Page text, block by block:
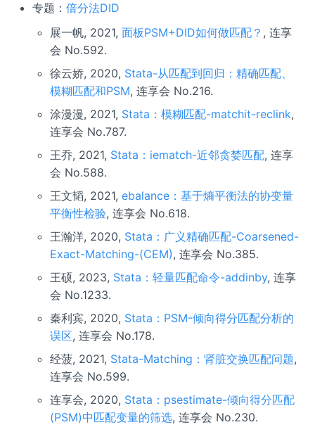
专题： 倍分法DID
展一帆, 2021,面板PSM+DID如何做匹配？ , 连享
会 No.592.
徐云娇, 2020, Stata-从匹配到回归：精确匹配、
模糊匹配和PSM, 连享会 No.216.
涂漫漫, 2021, Stata：模糊匹配-matchit-reclink,
连享会 No.787.
王乔, 2021, Stata：iematch-近邻贪婪匹配, 连享
会 No.588.
王文韬, 2021,ebalance：基于熵平衡法的协变量
平衡性检验, 连享会 No.618.
王瀚洋, 2020, Stata：广义精确匹配-Coarsened-
Exact-Matching-(CEM), 连享会 No.385.
王硕, 2023, Stata：轻量匹配命令-addinby, 连享
会 No.1233.
秦利宾, 2020, Stata：PSM-倾向得分匹配分析的
误区, 连享会 No.178.
经菠, 2021, Stata-Matching：肾脏交换匹配问题,
连享会 No.599.
连享会, 2020, Stata：psestimate-倾向得分匹配
(PSM)中匹配变量的筛选, 连享会 No.230.